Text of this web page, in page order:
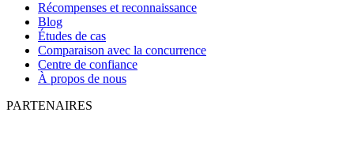
Récompenses et reconnaissance
Blog
Études de cas
Comparaison avec la concurrence
Centre de confiance
À propos de nous
PARTENAIRES